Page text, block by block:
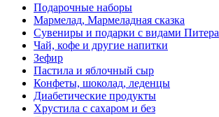
Подарочные наборы
Мармелад, Мармеладная сказка
Сувениры и подарки с видами Питера
Чай, кофе и другие напитки
Зефир
Пастила и яблочный сыр
Конфеты, шоколад, леденцы
Диабетические продукты
Хрустила с сахаром и без